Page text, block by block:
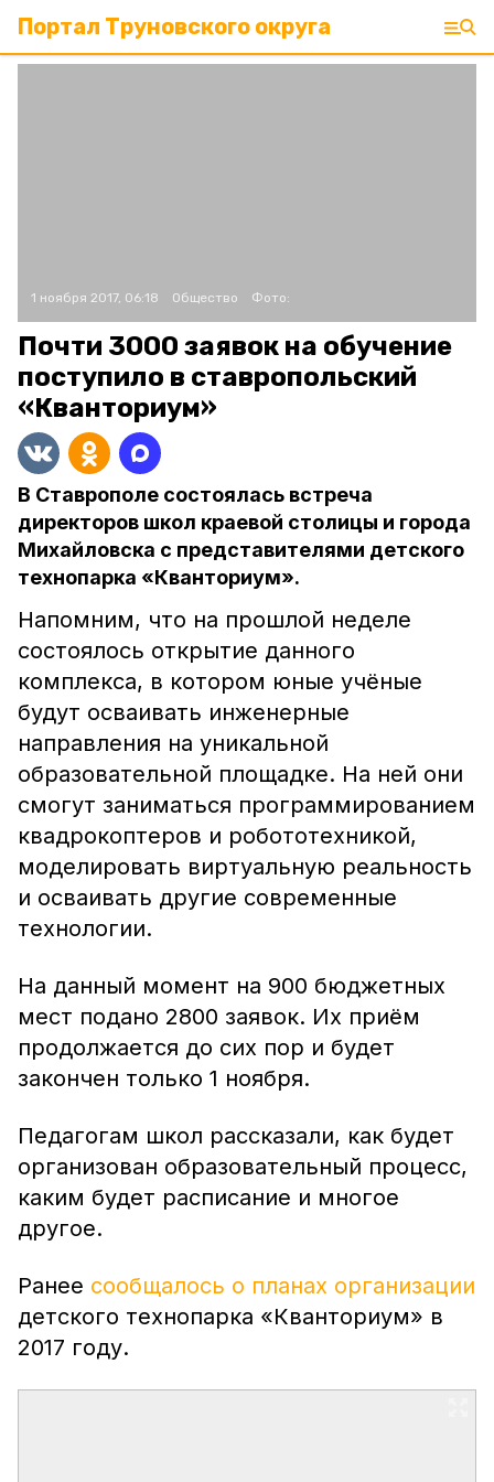
Портал Труновского округа
1 ноября 2017, 06:18 Общество Фото:
Почти 3000 заявок на обучение
поступило в ставропольский
«Кванториум»
В Ставрополе состоялась встреча
директоров школ краевой столицы и города
Михайловска с представителями детского
технопарка «Кванториум».
Напомним, что на прошлой неделе
состоялось открытие данного
комплекса, в котором юные учёные
будут осваивать инженерные
направления на уникальной
образовательной площадке. На ней они
смогут заниматься программированием
квадрокоптеров и робототехникой,
моделировать виртуальную реальность
и осваивать другие современные
технологии.
На данный момент на 900 бюджетных
мест подано 2800 заявок. Их приём
продолжается до сих пор и будет
закончен только 1 ноября.
Педагогам школ рассказали, как будет
организован образовательный процесс,
каким будет расписание и многое
другое.
Ранее сообщалось о планах организации
детского технопарка «Кванториум» в
2017 году.